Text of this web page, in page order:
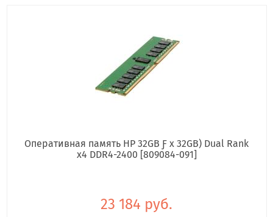
Оперативная память HP 32GB Ƒ x 32GB) Dual Rank
x4 DDR4-2400 [809084-091]
23 184 руб.